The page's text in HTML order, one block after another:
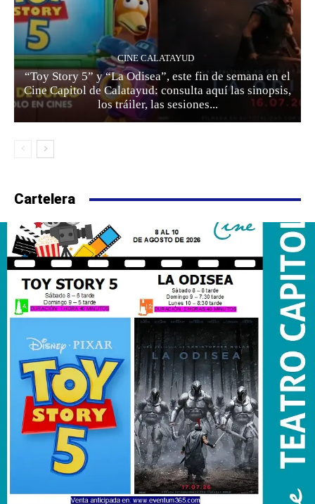
CINE CALATAYUD
“Toy Story 5” y “La Odisea”, este fin de semana en el
Cine Capitol de Calatayud: consulta aquí las sinopsis,
los tráiler, las sesiones...
Cartelera